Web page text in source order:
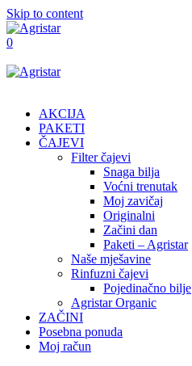
Skip to content
0
AKCIJA
PAKETI
ČAJEVI
Filter čajevi
Snaga bilja
Voćni trenutak
Moj zavičaj
Originalni
Začini dan
Paketi – Agristar
Naše mješavine
Rinfuzni čajevi
Pojedinačno bilje
Agristar Organic
ZAČINI
Posebna ponuda
Moj račun